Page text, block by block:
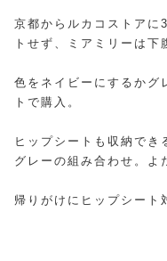
京都からルカコストアに
トせず、ミアミリーは下
色をネイビーにするかグ
トで購入。
ヒップシートも収納でき
グレーの組み合わせ。よ
帰りがけにヒップシート